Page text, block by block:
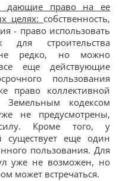
дающие право на ее
целях: собственность,
- право использовать
для строительства
редко, но можно
еще действующие
пользования
право коллективной
Земельным кодексом
не предусмотрены,
Кроме того, у
существует еще один
пользования. Для
уже не возможен, но
может встречаться.